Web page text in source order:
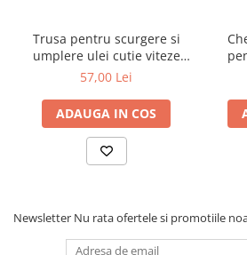
Trusa pentru scurgere si
umplere ulei cutie viteze
automata Mercedes 9G
57,00 Lei
ADAUGA IN COS
Newsletter Nu rata ofertele si promotiile